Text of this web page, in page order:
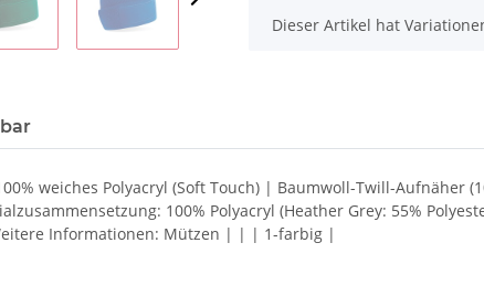
x
Dieser Artikel hat
weiches Polyacryl (Soft Touch) | Baumwoll-Twill-
100% Polyacryl (Heather Grey: 55%
Informationen: Mützen | | | 1-farbig |